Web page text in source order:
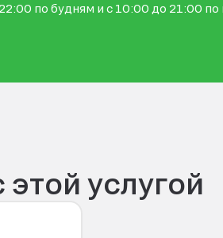
по будням и с 10:00 до 21:00
услугой